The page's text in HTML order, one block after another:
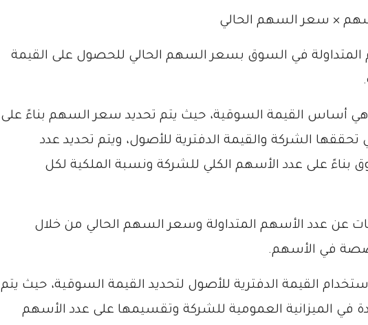
× سعر السهم الحالي
في السوق بسعر السهم الحالي للحصول على القيمة
أساس القيمة السوقية، حيث يتم تحديد سعر السهم بناءً على
تحققها الشركة والقيمة الدفترية للأصول، ويتم تحديد عدد
بناءً على عدد الأسهم الكلي للشركة ونسبة الملكية لكل
عن عدد الأسهم المتداولة وسعر السهم الحالي من خلال
في الأسهم.
القيمة الدفترية للأصول لتحديد القيمة السوقية، حيث يتم
في الميزانية العمومية للشركة وتقسيمها على عدد الأسهم